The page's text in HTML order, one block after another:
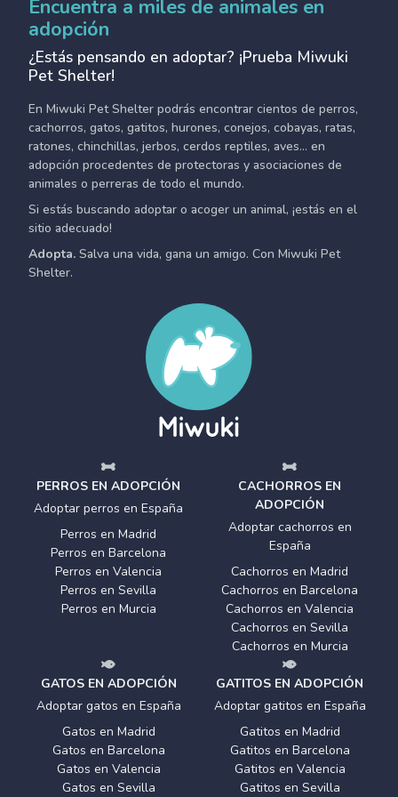
Encuentra a miles de animales en
adopción
¿Estás pensando en adoptar? ¡Prueba Miwuki
Pet Shelter!
En Miwuki Pet Shelter podrás encontrar cientos de perros,
cachorros, gatos, gatitos, hurones, conejos, cobayas, ratas,
ratones, chinchillas, jerbos, cerdos reptiles, aves... en
adopción procedentes de protectoras y asociaciones de
animales o perreras de todo el mundo.
Si estás buscando adoptar o acoger un animal, ¡estás en el
sitio adecuado!
Adopta. Salva una vida, gana un amigo. Con Miwuki Pet
Shelter.
PERROS EN ADOPCIÓN
Adoptar perros en España
Perros en Madrid
Perros en Barcelona
Perros en Valencia
Perros en Sevilla
Perros en Murcia
CACHORROS EN
ADOPCIÓN
Adoptar cachorros en
España
Cachorros en Madrid
Cachorros en Barcelona
Cachorros en Valencia
Cachorros en Sevilla
Cachorros en Murcia
GATOS EN ADOPCIÓN
Adoptar gatos en España
Gatos en Madrid
Gatos en Barcelona
Gatos en Valencia
Gatos en Sevilla
GATITOS EN ADOPCIÓN
Adoptar gatitos en España
Gatitos en Madrid
Gatitos en Barcelona
Gatitos en Valencia
Gatitos en Sevilla